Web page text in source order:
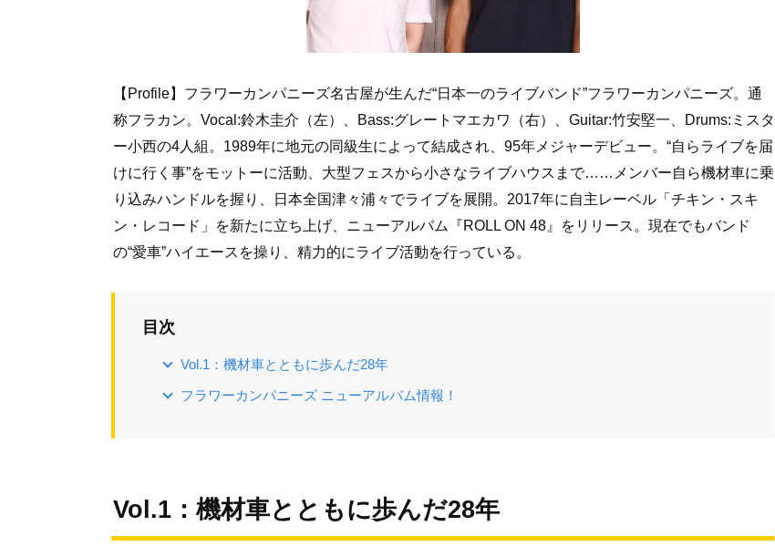
【Profile】フラワーカンパニーズ名古屋が生んだ“日本一のライブバンド”フラワーカンパニーズ。通
称フラカン。Vocal:鈴木圭介（左）、Bass:グレートマエカワ（右）、Guitar:竹安堅一、Drums:ミスタ
ー小西の4人組。1989年に地元の同級生によって結成され、95年メジャーデビュー。“自らライブを届
けに行く事”をモットーに活動、大型フェスから小さなライブハウスまで……メンバー自ら機材車に乗
り込みハンドルを握り、日本全国津々浦々でライブを展開。2017年に自主レーベル「チキン・スキ
ン・レコード」を新たに立ち上げ、ニューアルバム『ROLL ON 48』をリリース。現在でもバンド
の“愛車”ハイエースを操り、精力的にライブ活動を行っている。
目次
Vol.1：機材車とともに歩んだ28年
フラワーカンパニーズ ニューアルバム情報！
Vol.1：機材車とともに歩んだ28年